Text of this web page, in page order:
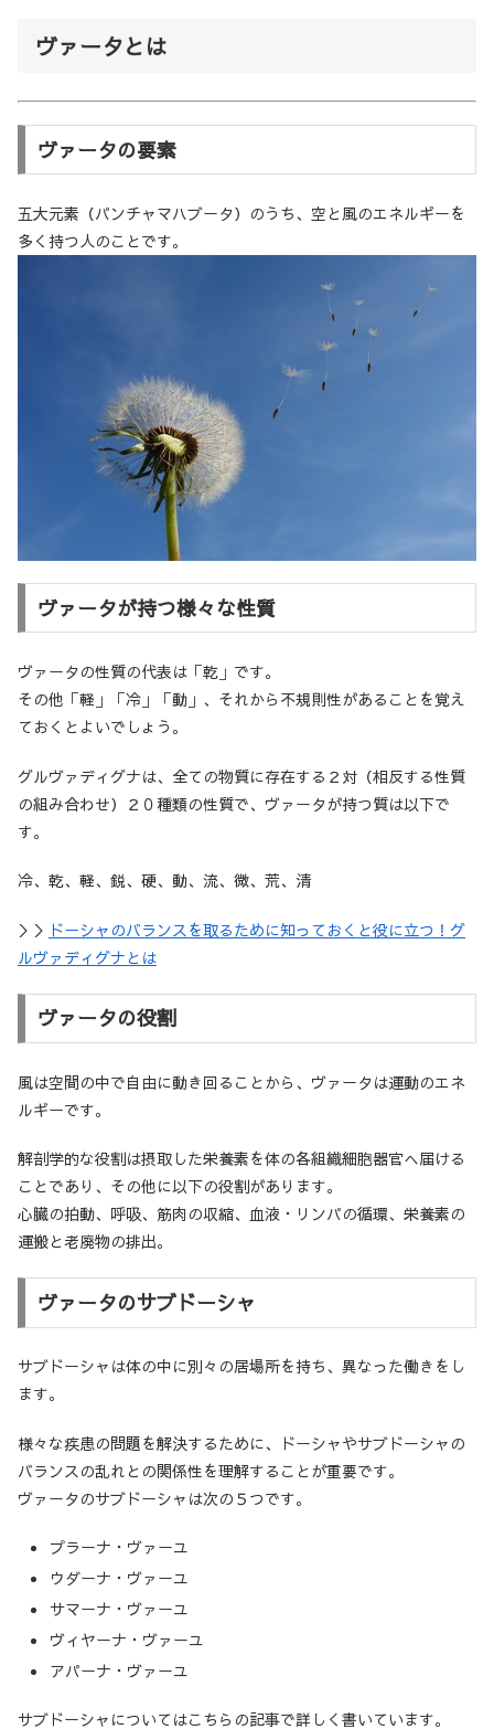
ヴァータとは
ヴァータの要素
五大元素（パンチャマハブータ）のうち、空と風のエネルギーを
多く持つ人のことです。
ヴァータが持つ様々な性質
ヴァータの性質の代表は「乾」です。
その他「軽」「冷」「動」、それから不規則性があることを覚え
ておくとよいでしょう。
グルヴァディグナは、全ての物質に存在する２対（相反する性質
の組み合わせ）２０種類の性質で、ヴァータが持つ質は以下で
す。
冷、乾、軽、鋭、硬、動、流、微、荒、清
＞＞ ドーシャのバランスを取るために知っておくと役に立つ！グ
ルヴァディグナとは
ヴァータの役割
風は空間の中で自由に動き回ることから、ヴァータは運動のエネ
ルギーです。
解剖学的な役割は摂取した栄養素を体の各組織細胞器官へ届ける
ことであり、その他に以下の役割があります。
心臓の拍動、呼吸、筋肉の収縮、血液・リンパの循環、栄養素の
運搬と老廃物の排出。
ヴァータのサブドーシャ
サブドーシャは体の中に別々の居場所を持ち、異なった働きをし
ます。
様々な疾患の問題を解決するために、ドーシャやサブドーシャの
バランスの乱れとの関係性を理解することが重要です。
ヴァータのサブドーシャは次の５つです。
プラーナ・ヴァーユ
ウダーナ・ヴァーユ
サマーナ・ヴァーユ
ヴィヤーナ・ヴァーユ
アパーナ・ヴァーユ
サブドーシャについてはこちらの記事で詳しく書いています。